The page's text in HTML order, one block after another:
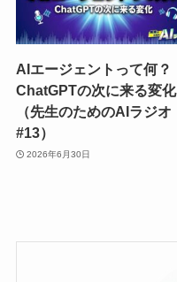
AIエージェントって何？
ChatGPTの次に来る変化
（先生のためのAIラジオ
#13）
2026年6月30日